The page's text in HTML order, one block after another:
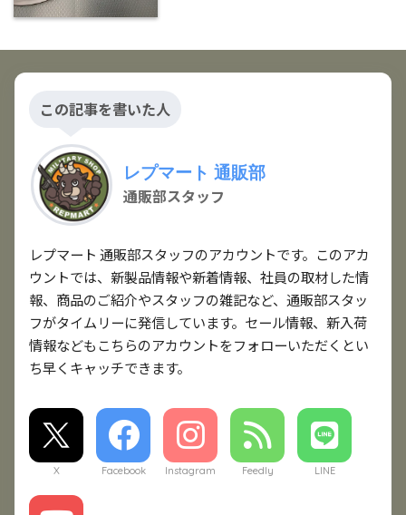
この記事を書いた人
レプマート 通販部
通販部スタッフ
レプマート 通販部スタッフのアカウントです。このアカ
ウントでは、新製品情報や新着情報、社員の取材した情
報、商品のご紹介やスタッフの雑記など、通販部スタッ
フがタイムリーに発信しています。セール情報、新入荷
情報などもこちらのアカウントをフォローいただくとい
ち早くキャッチできます。
X Facebook Instagram Feedly LINE